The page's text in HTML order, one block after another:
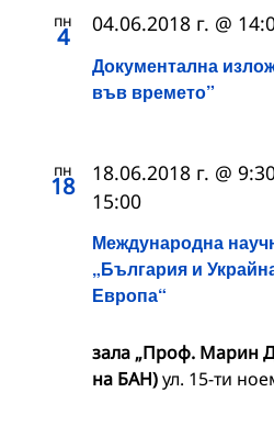
пн
4
Документална
във времето”
04.06.2018 г. @
пн
18
Международна
„България и
Европа“
18.06.2018 г. @
15:00
зала „Проф. Марин
на БАН)ул. 15-ти